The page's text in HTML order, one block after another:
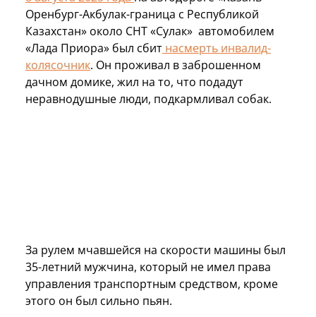
Оренбург-Акбулак-граница с Республикой
Казахстан» около СНТ «Сулак» автомобилем
«Лада Приора» был сбит насмерть инвалид-
колясочник. Он проживал в заброшенном
дачном домике, жил на то, что подадут
неравнодушные люди, подкармливал собак.
За рулем мчавшейся на скорости машины был
35-летний мужчина, который не имел права
управления транспортным средством, кроме
этого он был сильно пьян.